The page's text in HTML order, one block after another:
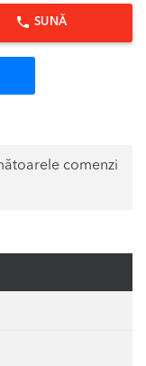
SUNĂ
comenzi